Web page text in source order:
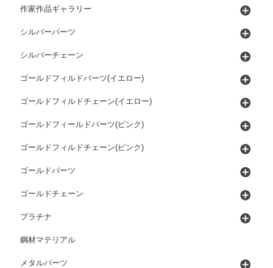
作家作品ギャラリー
シルバーパーツ
シルバーチェーン
ゴールドフィルドパーツ(イエロー)
ゴールドフィルドチェーン(イエロー)
ゴールドフィールドパーツ(ピンク)
ゴールドフィルドチェーン(ピンク)
ゴールドパーツ
ゴールドチェーン
プラチナ
鋼材マテリアル
メタルパーツ